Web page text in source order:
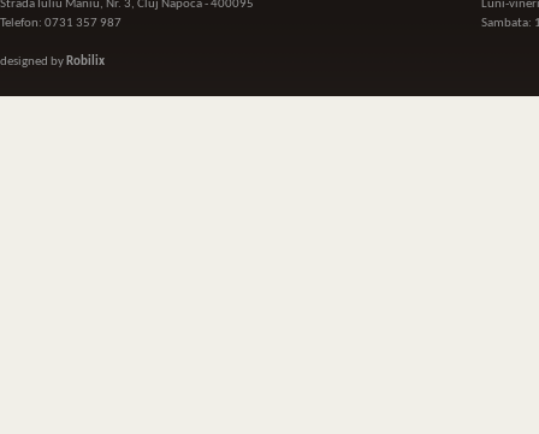
Strada Iuliu Maniu, Nr. 3, Cluj Napoca - 400095
Telefon: 0731 357 987
designed by Robilix
Luni-
Sambata: